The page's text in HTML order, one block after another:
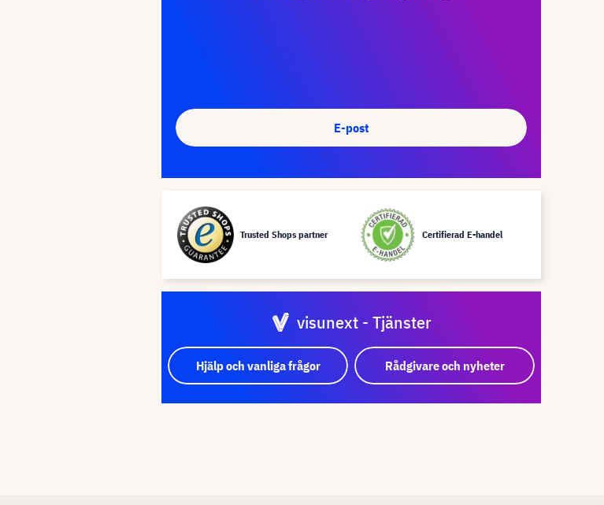
E-post
Trusted Shops partner Certifierad E-handel
visunext - Tjänster
Hjälp och vanliga frågor Rådgivare och nyheter